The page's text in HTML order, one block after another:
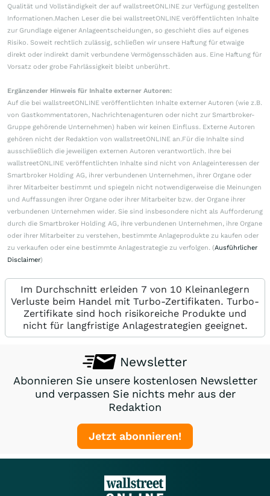
Qualität und Vollständigkeit der auf wallstreetONLINE zur Verfügung gestellten
Informationen.Machen Leser die bei wallstreetONLINE veröffentlichten Inhalte
zur Grundlage eigener Anlageentscheidungen, so geschieht dies auf eigenes
Risiko. Soweit rechtlich zulässig, schließen wir unsere Haftung für etwaige
direkt oder indirekt damit verbundene Vermögensschäden aus. Eine Haftung für
Vorsatz oder grobe Fahrlässigkeit bleibt unberührt.
Ergänzender Hinweis für Inhalte externer Autoren:
Auf die bei wallstreetONLINE veröffentlichten Inhalte externer Autoren (wie z.B.
von Gastkommentatoren, Nachrichtenagenturen oder nicht zur Smartbroker-
Gruppe gehörende Unternehmen) haben wir keinen Einfluss. Externe Autoren
gehören nicht der Redaktion von wallstreetONLINE an.Für die Inhalte sind
ausschließlich die jeweiligen externen Autoren verantwortlich. Ihre bei
wallstreetONLINE veröffentlichten Inhalte sind nicht von Anlageinteressen der
Smartbroker Holding AG, ihrer verbundenen Unternehmen, ihrer Organe oder
ihrer Mitarbeiter bestimmt und spiegeln nicht notwendigerweise die Meinungen
und Auffassungen ihrer Organe oder ihrer Mitarbeiter bzw. der Organe ihrer
verbundenen Unternehmen wider. Sie sind insbesondere nicht als Aufforderung
durch die Smartbroker Holding AG, ihre verbundenen Unternehmen, ihre Organe
oder ihrer Mitarbeiter zu verstehen, bestimmte Anlageprodukte zu kaufen oder
zu verkaufen oder eine bestimmte Anlagestrategie zu verfolgen. (Ausführlicher
Disclaimer)
Im Durchschnitt erleiden 7 von 10 Kleinanlegern
Verluste beim Handel mit Turbo-Zertifikaten. Turbo-
Zertifikate sind hoch risikoreiche Produkte und
nicht für langfristige Anlagestrategien geeignet.
Newsletter
Abonnieren Sie unsere kostenlosen Newsletter
und verpassen Sie nichts mehr aus der
Redaktion
Jetzt abonnieren!